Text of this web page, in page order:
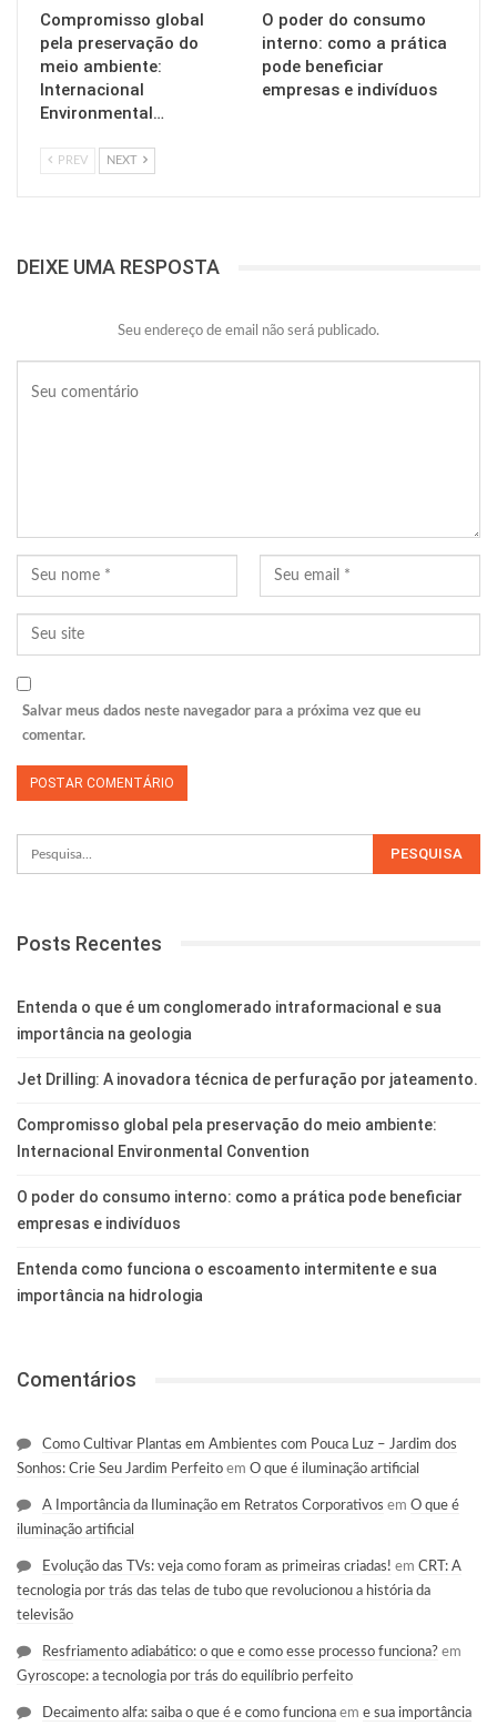
Compromisso global
pela preservação do
meio ambiente:
Internacional
Environmental…
O poder do consumo
interno: como a prática
pode beneficiar
empresas e indivíduos
PREV NEXT
DEIXE UMA RESPOSTA
Seu endereço de email não será publicado.
Salvar meus dados neste navegador para a próxima vez que eu
comentar.
Posts Recentes
Entenda o que é um conglomerado intraformacional e sua
importância na geologia
Jet Drilling: A inovadora técnica de perfuração por jateamento.
Compromisso global pela preservação do meio ambiente:
Internacional Environmental Convention
O poder do consumo interno: como a prática pode beneficiar
empresas e indivíduos
Entenda como funciona o escoamento intermitente e sua
importância na hidrologia
Comentários
Como Cultivar Plantas em Ambientes com Pouca Luz – Jardim dos
Sonhos: Crie Seu Jardim Perfeito em O que é iluminação artificial
A Importância da Iluminação em Retratos Corporativos em O que é
iluminação artificial
Evolução das TVs: veja como foram as primeiras criadas! em CRT: A
tecnologia por trás das telas de tubo que revolucionou a história da
televisão
Resfriamento adiabático: o que e como esse processo funciona? em
Gyroscope: a tecnologia por trás do equilíbrio perfeito
Decaimento alfa: saiba o que é e como funciona em e sua importância